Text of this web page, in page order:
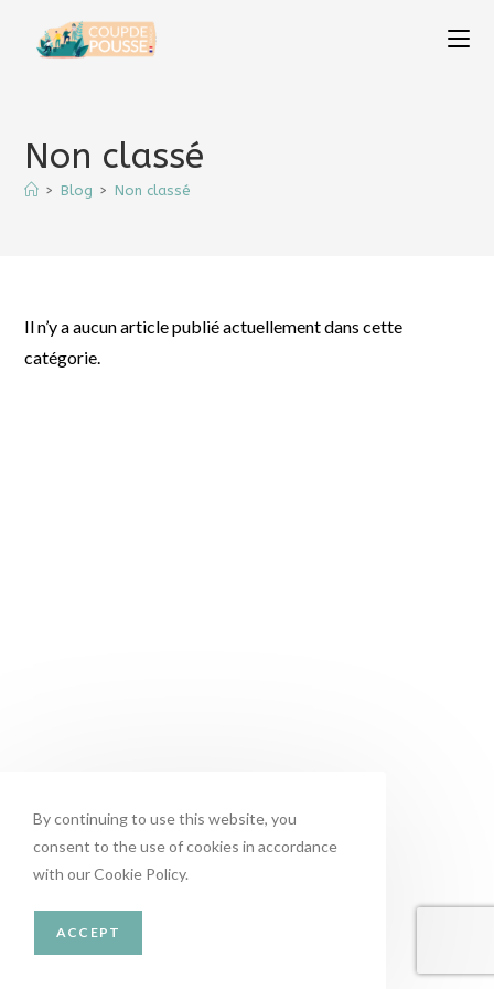
Non classé
> Blog > Non classé
Il n’y a aucun article publié actuellement dans cette
catégorie.
By continuing to use this website, you
consent to the use of cookies in accordance
with our Cookie Policy.
ACCEPT